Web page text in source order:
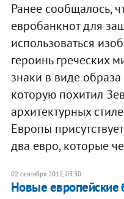
Ранее сообщалось,
евробанкнот для
использоваться
героинь греческих
знаки в виде
которую похитил
архитектурных
Европы
два евро, которые
02 сентября 2012, 03:30
Новые европейские